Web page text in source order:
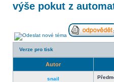
výše pokut z
Verze pro tisk
Autor
snail